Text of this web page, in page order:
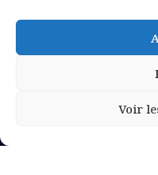
Voir